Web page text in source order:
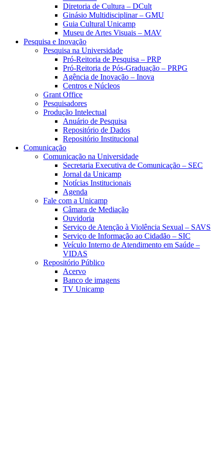
Diretoria de Cultura – DCult
Ginásio Multidisciplinar – GMU
Guia Cultural Unicamp
Museu de Artes Visuais – MAV
Pesquisa e Inovação
Pesquisa na Universidade
Pró-Reitoria de Pesquisa – PRP
Pró-Reitoria de Pós-Graduação – PRPG
Agência de Inovação – Inova
Centros e Núcleos
Grant Office
Pesquisadores
Produção Intelectual
Anuário de Pesquisa
Repositório de Dados
Repositório Institucional
Comunicação
Comunicação na Universidade
Secretaria Executiva de Comunicação – SEC
Jornal da Unicamp
Notícias Institucionais
Agenda
Fale com a Unicamp
Câmara de Mediação
Ouvidoria
Serviço de Atenção à Violência Sexual – SAVS
Serviço de Informação ao Cidadão – SIC
Veículo Interno de Atendimento em Saúde –
VIDAS
Repositório Público
Acervo
Banco de imagens
TV Unicamp